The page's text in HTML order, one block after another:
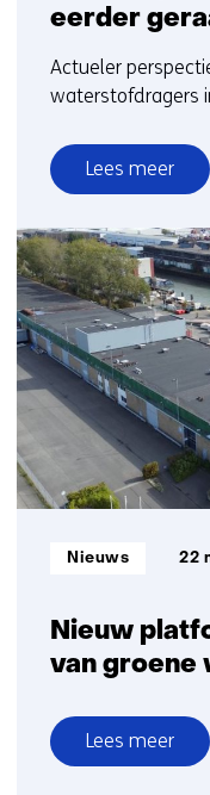
eerder
Actueler
waterstofdragers
Lees meer
over
groeien
door,
maar
in
gematigder
tempo
dan
eerder
geraamd
Nieuw
van groene
Informatietype:
Nieuws 22
Lees meer
over